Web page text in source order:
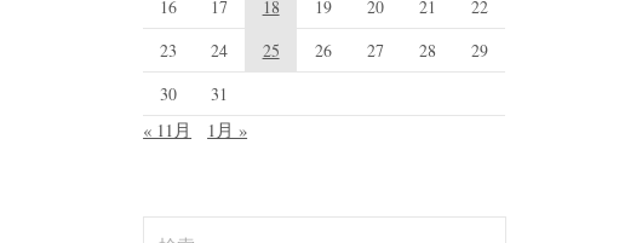
16
17 18 19 20 21
22
23
24 25 26 27 28
29
30
31
« 11月 1月 »